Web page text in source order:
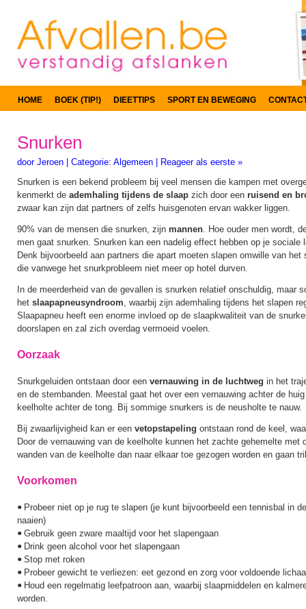
HOME BOEK (TIP!) DIEETTIPS SPORT EN BEWEGING
Snurken
door Jeroen Categorie: Algemeen
Reageer als eerste »
Snurken is een bekend probleem bij veel mensen die kampen met
kenmerkt de ademhaling tijdens de slaap zich door een ruisend en
zwaar kan zijn dat partners of zelfs huisgenoten ervan wakker liggen.
90% van de mensen die snurken, zijn mannen. Hoe ouder men wordt,
men gaat snurken. Snurken kan een nadelig effect hebben op je sociale
Denk bijvoorbeeld aan partners die apart moeten slapen omwille van het
die vanwege het snurkprobleem niet meer op hotel durven.
In de meerderheid van de gevallen is snurken relatief onschuldig, maar
het slaapapneusyndroom, waarbij zijn ademhaling tijdens het slapen
Slaapapneu heeft een enorme invloed op de slaapkwaliteit van de
doorslapen en zal zich overdag vermoeid voelen.
Oorzaak
Snurkgeluiden ontstaan door een vernauwing in de luchtweg in het
en de stembanden. Meestal gaat het over een vernauwing achter de
keelholte achter de tong. Bij sommige snurkers is de neusholte te nauw.
Bij zwaarlijvigheid kan er een vetopstapeling ontstaan rond de keel,
Door de vernauwing van de keelholte kunnen het zachte gehemelte met
wanden van de keelholte dan naar elkaar toe gezogen worden en gaan
Voorkomen
• Probeer niet op je rug te slapen (je kunt bijvoorbeeld een tennisbal in
naaien)
• Gebruik geen zware maaltijd voor het slapengaan
• Drink geen alcohol voor het slapengaan
• Stop met roken
• Probeer gewicht te verliezen: eet gezond en zorg voor voldoende
• Houd een regelmatig leefpatroon aan, waarbij slaapmiddelen en
worden.